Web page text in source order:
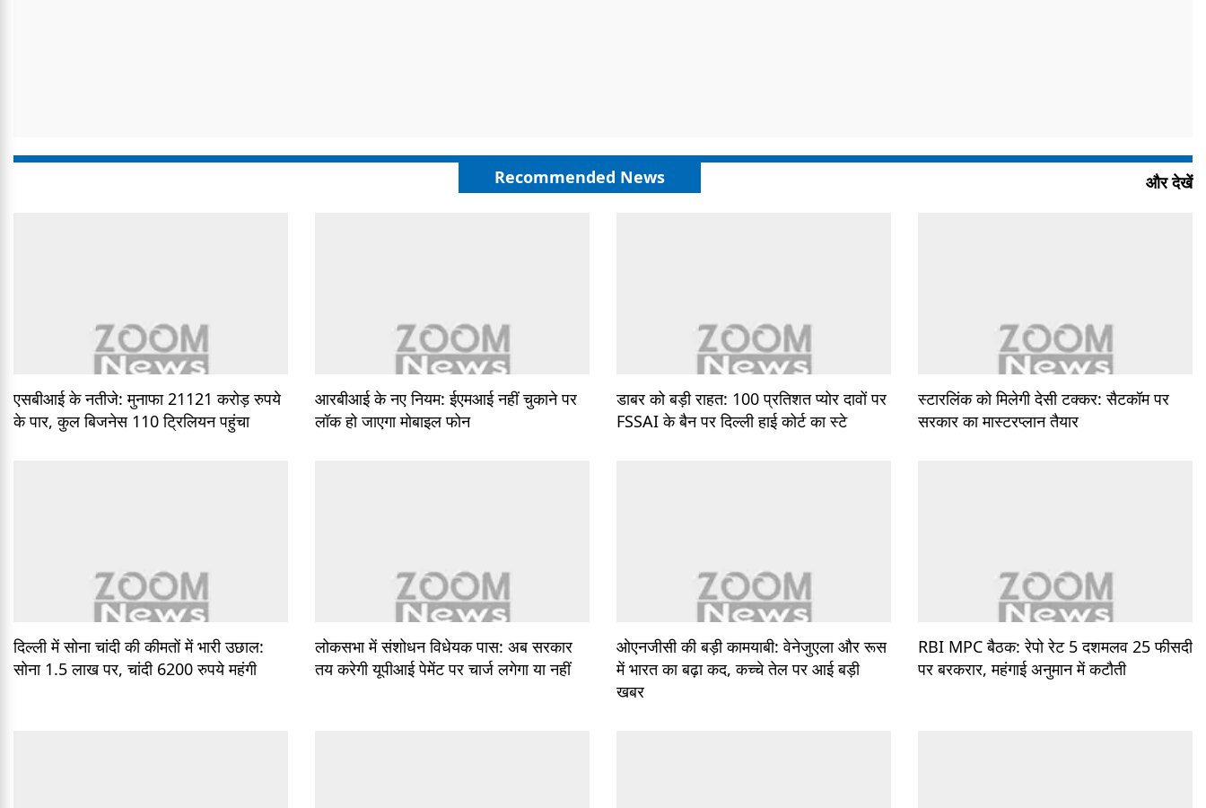
Recommended News और देखें
एसबीआई के नतीजे: मुनाफा 21121 करोड़ रुपये
के पार, कुल बिजनेस 110 ट्रिलियन पहुंचा
आरबीआई के नए नियम: ईएमआई नहीं चुकाने पर
लॉक हो जाएगा मोबाइल फोन
डाबर को बड़ी राहत: 100 प्रतिशत प्योर दावों पर
FSSAI के बैन पर दिल्ली हाई कोर्ट का स्टे
स्टारलिंक को मिलेगी देसी टक्कर: सैटकॉम पर
सरकार का मास्टरप्लान तैयार
दिल्ली में सोना चांदी की कीमतों में भारी उछाल:
सोना 1.5 लाख पर, चांदी 6200 रुपये महंगी
लोकसभा में संशोधन विधेयक पास: अब सरकार
तय करेगी यूपीआई पेमेंट पर चार्ज लगेगा या नहीं
ओएनजीसी की बड़ी कामयाबी: वेनेजुएला और रूस
में भारत का बढ़ा कद, कच्चे तेल पर आई बड़ी
खबर
RBI MPC बैठक: रेपो रेट 5 दशमलव 25 फीसदी
पर बरकरार, महंगाई अनुमान में कटौती